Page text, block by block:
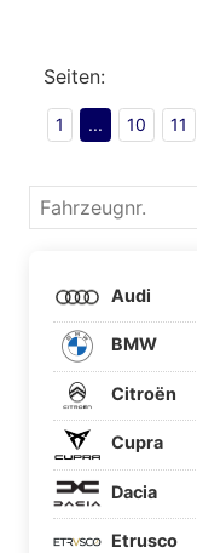
Seiten:
1 ... 10 11
Fahrzeugnr.
Audi
BMW
Citroën
Cupra
Dacia
Etrusco